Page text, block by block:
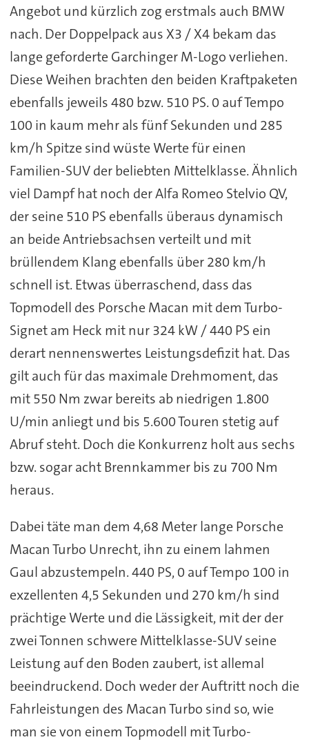
Angebot und kürzlich zog erstmals auch BMW
nach. Der Doppelpack aus X3 / X4 bekam das
lange geforderte Garchinger M-Logo verliehen.
Diese Weihen brachten den beiden Kraftpaketen
ebenfalls jeweils 480 bzw. 510 PS. 0 auf Tempo
100 in kaum mehr als fünf Sekunden und 285
km/h Spitze sind wüste Werte für einen
Familien-SUV der beliebten Mittelklasse. Ähnlich
viel Dampf hat noch der Alfa Romeo Stelvio QV,
der seine 510 PS ebenfalls überaus dynamisch
an beide Antriebsachsen verteilt und mit
brüllendem Klang ebenfalls über 280 km/h
schnell ist. Etwas überraschend, dass das
Topmodell des Porsche Macan mit dem Turbo-
Signet am Heck mit nur 324 kW / 440 PS ein
derart nennenswertes Leistungsdefizit hat. Das
gilt auch für das maximale Drehmoment, das
mit 550 Nm zwar bereits ab niedrigen 1.800
U/min anliegt und bis 5.600 Touren stetig auf
Abruf steht. Doch die Konkurrenz holt aus sechs
bzw. sogar acht Brennkammer bis zu 700 Nm
heraus.
Dabei täte man dem 4,68 Meter lange Porsche
Macan Turbo Unrecht, ihn zu einem lahmen
Gaul abzustempeln. 440 PS, 0 auf Tempo 100 in
exzellenten 4,5 Sekunden und 270 km/h sind
prächtige Werte und die Lässigkeit, mit der der
zwei Tonnen schwere Mittelklasse-SUV seine
Leistung auf den Boden zaubert, ist allemal
beeindruckend. Doch weder der Auftritt noch die
Fahrleistungen des Macan Turbo sind so, wie
man sie von einem Topmodell mit Turbo-